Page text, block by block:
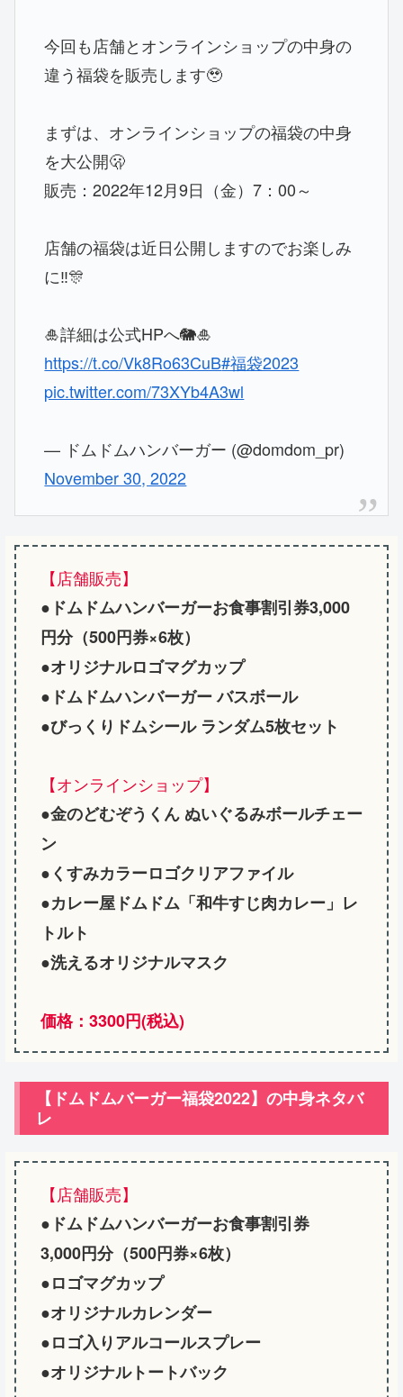
今回も店舗とオンラインショップの中身の
違う福袋を販売します🥹
まずは、オンラインショップの福袋の中身
を大公開🫢
販売：2022年12月9日（金）7：00～
店舗の福袋は近日公開しますのでお楽しみ
に‼️🎊
🎍詳細は公式HPへ🐘🎍
https://t.co/Vk8Ro63CuB#福袋2023
pic.twitter.com/73XYb4A3wl
— ドムドムハンバーガー (@domdom_pr)
November 30, 2022
【店舗販売】
●ドムドムハンバーガーお食事割引券3,000
円分（500円券×6枚）
●オリジナルロゴマグカップ
●ドムドムハンバーガー バスボール
●びっくりドムシール ランダム5枚セット
【オンラインショップ】
●金のどむぞうくん ぬいぐるみボールチェー
ン
●くすみカラーロゴクリアファイル
●カレー屋ドムドム「和牛すじ肉カレー」レ
トルト
●洗えるオリジナルマスク
価格：3300円(税込)
【ドムドムバーガー福袋2022】の中身ネタバ
レ
【店舗販売】
●ドムドムハンバーガーお食事割引券
3,000円分（500円券×6枚）
●ロゴマグカップ
●オリジナルカレンダー
●ロゴ入りアルコールスプレー
●オリジナルトートバック